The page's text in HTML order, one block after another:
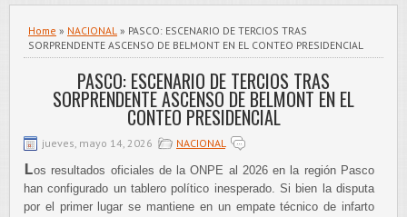
Home » NACIONAL » PASCO: ESCENARIO DE TERCIOS TRAS
SORPRENDENTE ASCENSO DE BELMONT EN EL CONTEO PRESIDENCIAL
PASCO: ESCENARIO DE TERCIOS TRAS
SORPRENDENTE ASCENSO DE BELMONT EN EL
CONTEO PRESIDENCIAL
jueves, mayo 14, 2026 NACIONAL
Los resultados oficiales de la ONPE al 2026 en la región Pasco
han configurado un tablero político inesperado. Si bien la disputa
por el primer lugar se mantiene en un empate técnico de infarto